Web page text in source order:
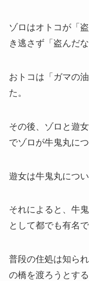
ゾロはオトコが「
き逃さず「盗んだ
おトコは「ガマの
た。
その後、ゾロと遊
でゾロが牛鬼丸に
遊女は牛鬼丸につ
それによると、牛
として都でも有名で
普段の住処は知ら
の橋を渡ろうとする